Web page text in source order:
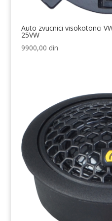
Auto zvucnici visokotonci
25VW
9900,00 din